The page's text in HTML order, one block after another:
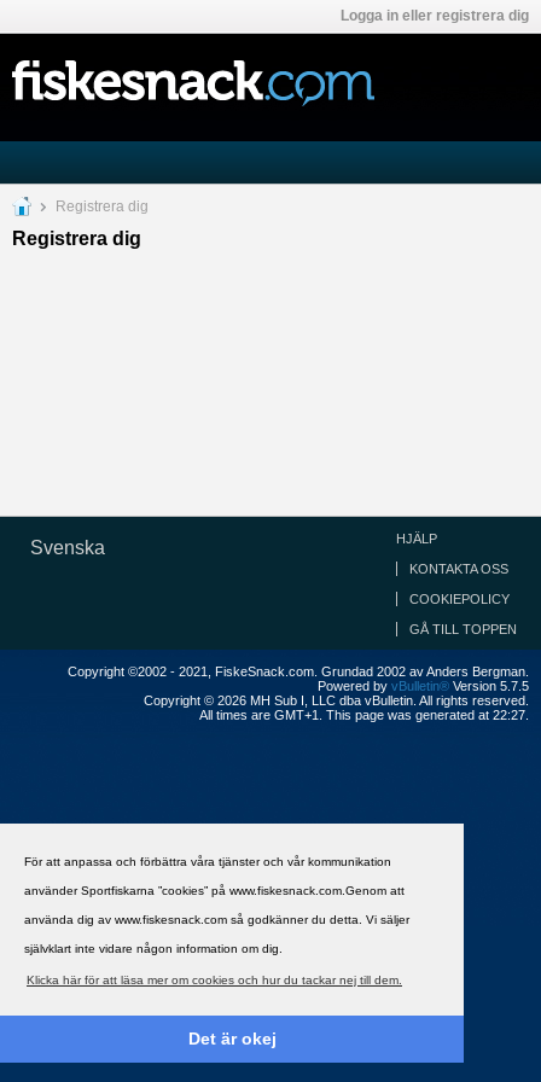
För att anpassa och förbättra våra tjänster och vår kommunikation
använder Sportfiskarna ”cookies” på www.fiskesnack.com.Genom att
använda dig av www.fiskesnack.com så godkänner du detta. Vi säljer
självklart inte vidare någon information om dig.
Klicka här för att läsa mer om cookies och hur du tackar nej till dem.
Det är okej
Logga in eller registrera dig
Registrera dig
Registrera dig
Svenska HJÄLP
KONTAKTA OSS
COOKIEPOLICY
GÅ TILL TOPPEN
Copyright ©2002 - 2021, FiskeSnack.com. Grundad 2002 av Anders Bergman.
Powered by vBulletin® Version 5.7.5
Copyright © 2026 MH Sub I, LLC dba vBulletin. All rights reserved.
All times are GMT+1. This page was generated at 22:27.